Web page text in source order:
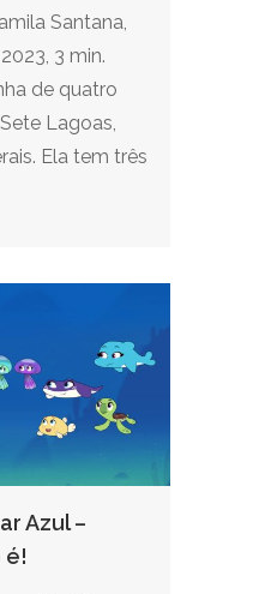
Santana,
3 min.
de quatro
Lagoas,
Ela tem três
Azul –
é!